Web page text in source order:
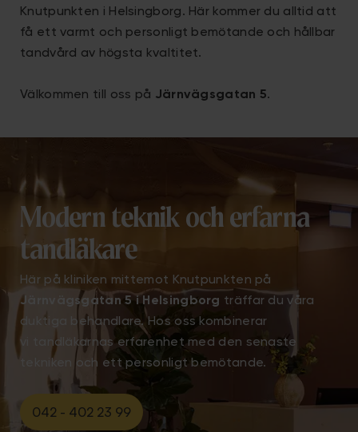
Knutpunkten i Helsingborg. Här kommer du alltid att
få ett varmt och personligt bemötande och hållbar
tandvård av högsta kvaltitet.
Välkommen till oss på Järnvägsgatan 5.
Modern teknik och erfarna
tandläkare
Här på kliniken mittemot Knutpunkten på
Järnvägsgatan 5 i Helsingborg träffar du våra
duktiga behandlare. Hos oss kombinerar
vi tandläkarnas erfarenhet med den senaste
tekniken och ett personligt bemötande.
042 - 402 23 99